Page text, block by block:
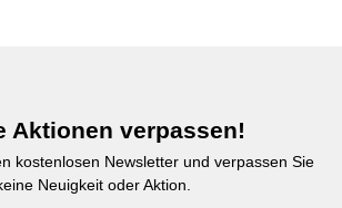
Aktionen verpassen!
kostenlosen Newsletter und verpassen Sie
Neuigkeit oder Aktion.